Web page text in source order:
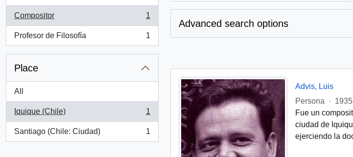
Compositor
, 1 results
1
Profesor de Filosofía
, 1 results
1
Place
All
Iquique (Chile)
, 1 results
1
Santiago (Chile: Ciudad)
, 1 results
1
Advanced search options
Advis, Luis
Persona
·
Fue un
ciudad de
ejerciendo la